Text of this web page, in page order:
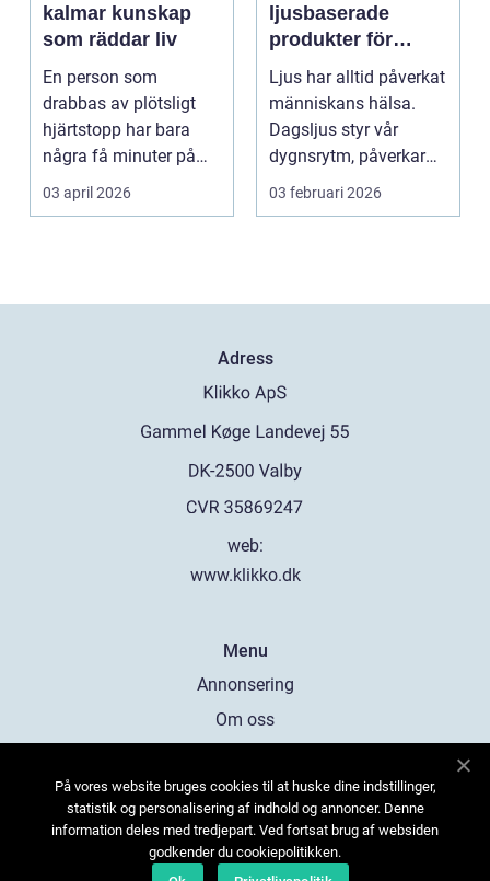
kalmar kunskap
som räddar liv
En person som
drabbas av plötsligt
hjärtstopp har bara
några få minuter på
sig. För varje minut
utan...
03 april 2026
ljusbaserade
produkter för
hälsa och
välbefinnande
Ljus har alltid påverkat
människans hälsa.
Dagsljus styr vår
dygnsrytm, påverkar
humör, sömn och ene...
03 februari 2026
Adress
web:
www.klikko.dk
Menu
Annonsering
Om oss
Kontakta oss
Sitemap
På vores website bruges cookies til at huske dine indstillinger,
statistik og personalisering af indhold og annoncer. Denne
information deles med tredjepart. Ved fortsat brug af websiden
godkender du cookiepolitikken.